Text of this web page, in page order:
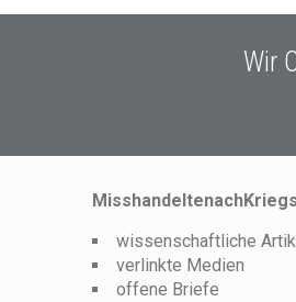
Wir
wissenschaftliche
verlinkte Medien
offene Briefe